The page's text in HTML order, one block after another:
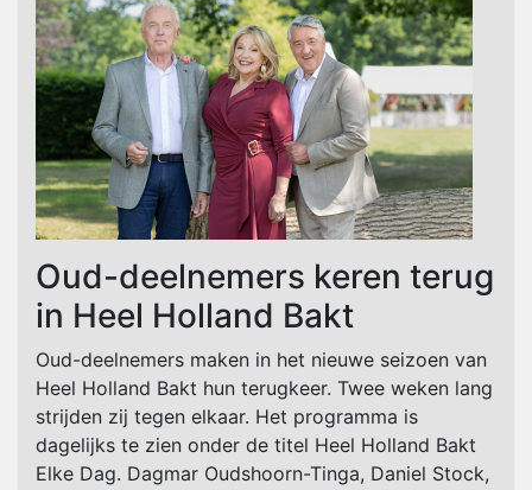
Oud-deelnemers keren terug
in Heel Holland Bakt
Oud-deelnemers maken in het nieuwe seizoen van
Heel Holland Bakt hun terugkeer. Twee weken lang
strijden zij tegen elkaar. Het programma is
dagelijks te zien onder de titel Heel Holland Bakt
Elke Dag. Dagmar Oudshoorn-Tinga, Daniel Stock,